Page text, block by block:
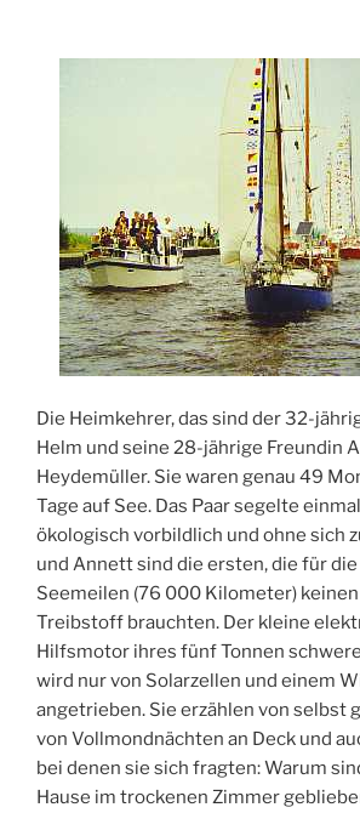
Die Heimkehrer, das sind der 32-
Helm und seine 28-jährige Freundin
Heydemüller. Sie waren genau 49
Tage auf See. Das Paar segelte
ökologisch vorbildlich und ohne sich
und Annett sind die ersten, die für
Seemeilen (76 000 Kilometer)
Treibstoff brauchten. Der kleine
Hilfsmotor ihres fünf Tonnen
wird nur von Solarzellen und einem
angetrieben. Sie erzählen von selbst
von Vollmondnächten an Deck und
bei denen sie sich fragten: Warum
Hause im trockenen Zimmer